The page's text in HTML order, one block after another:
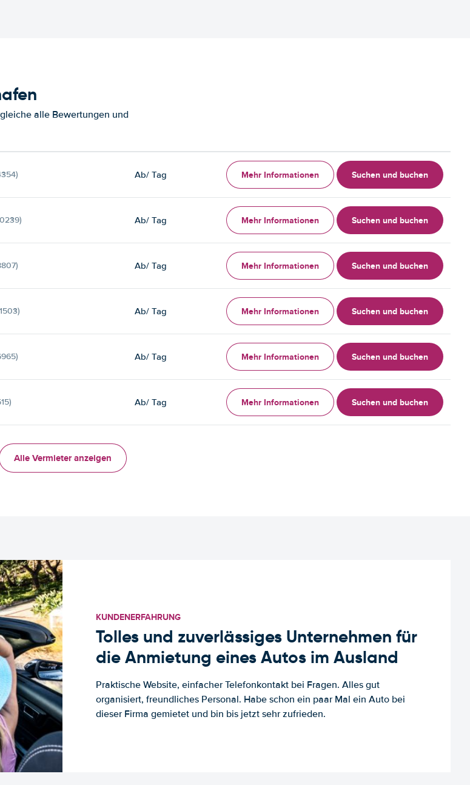
alle Bewertungen und
Ab/ Tag Mehr Informationen Suchen und buchen
Ab/ Tag Mehr Informationen Suchen und buchen
Ab/ Tag Mehr Informationen Suchen und buchen
Ab/ Tag Mehr Informationen Suchen und buchen
Ab/ Tag Mehr Informationen Suchen und buchen
Ab/ Tag Mehr Informationen Suchen und buchen
Alle Vermieter anzeigen
KUNDENERFAHRUNG
Tolles und zuverlässiges Unternehmen für
die Anmietung eines Autos im Ausland
Praktische Website, einfacher Telefonkontakt bei Fragen. Alles gut
organisiert, freundliches Personal. Habe schon ein paar Mal ein Auto bei
dieser Firma gemietet und bin bis jetzt sehr zufrieden.